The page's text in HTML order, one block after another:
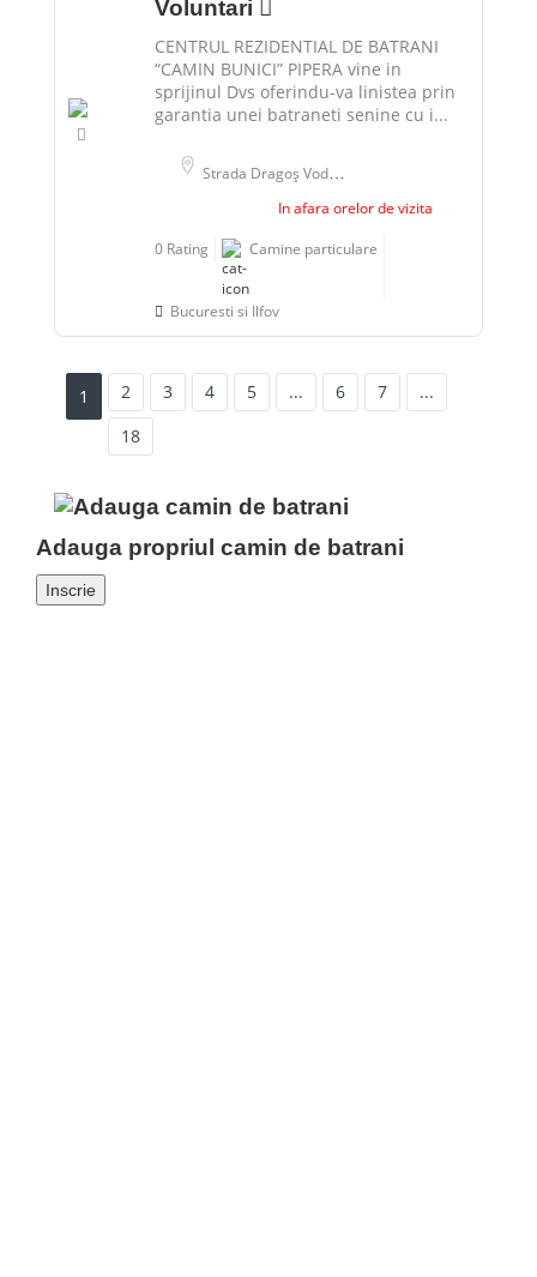
Voluntari
CENTRUL REZIDENTIAL DE BATRANI
“CAMIN BUNICI” PIPERA vine in
sprijinul Dvs oferindu-va linistea prin
garantia unei batraneti senine cu i...
Strada Dragoş Vodă 2a-2b, Voluntari, Romania
In afara orelor de vizita
0 Rating
Camine particulare
Bucuresti si Ilfov
1 2 3 4 5 ... 6 7
...
18
Adauga propriul camin de batrani
Inscrie